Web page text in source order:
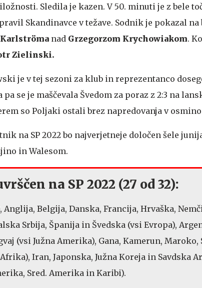
Sledila je kazen. V 50. minuti je z bele
Skandinavce v težave. Sodnik je pokazal na
Karlströma nad Grzegorzom Krychowiakom.
Zielinski.
je v tej sezoni za klub in reprezentanco
pa se je maščevala Švedom za poraz z 2:3 na
so Poljaki ostali brez napredovanja v
na SP 2022 bo najverjetneje določen šele
in Walesom.
na SP 2022 (27 od 32):
Belgija, Danska, Francija, Hrvaška,
Srbija, Španija in Švedska (vsi Evropa),
(vsi Južna Amerika), Gana, Kamerun, Maroko,
Iran, Japonska, Južna Koreja in Savdska
Sred. Amerika in Karibi).